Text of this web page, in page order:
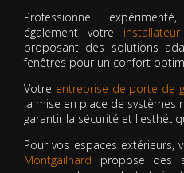
Professionnel expérimenté,
également votre
proposant des solutions
fenêtres pour un confort
Votre entreprise de porte de
la mise en place de
garantir la sécurité et
Pour vos espaces extérieurs,
Montgailhard propose des